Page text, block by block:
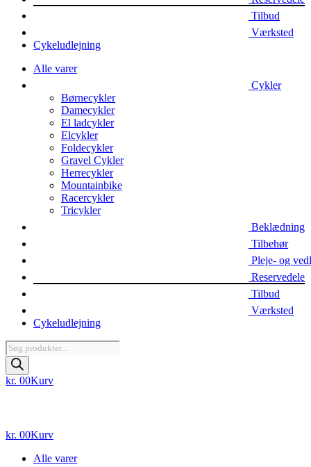
Tilbud
Værksted
Cykeludlejning
Alle varer
Cykler
Børnecykler
Damecykler
El ladcykler
Elcykler
Foldecykler
Gravel Cykler
Herrecykler
Mountainbike
Racercykler
Tricykler
Beklædning
Tilbehør
Pleje- og
Reservedele
Tilbud
Værksted
Cykeludlejning
Products
search
kr. 00Kurv
kr. 00Kurv
Alle varer